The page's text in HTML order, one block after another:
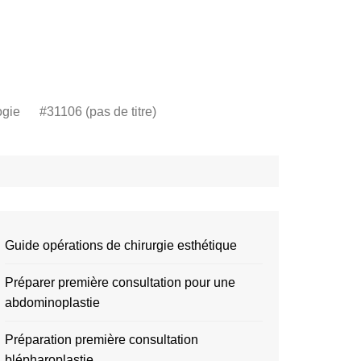
#31106 (pas de titre)
Guide opérations de chirurgie esthétique
Préparer première consultation pour une
abdominoplastie
Préparation première consultation